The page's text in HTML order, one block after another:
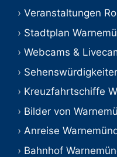
Veranstaltungen
Stadtplan
Webcams &
Kreuzfahrtschiffe
Bilder von
Anreise
Bahnhof